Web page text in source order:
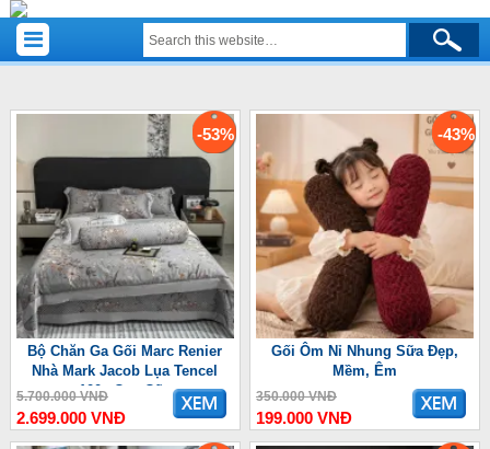
-53%
Bộ Chăn Ga Gối Marc Renier
Nhà Mark Jacob Lụa Tencel
100s Cao Cấp
5.700.000 VNĐ
2.699.000 VNĐ
-43%
Gối Ôm Nỉ Nhung Sữa Đẹp,
Mềm, Êm
350.000 VNĐ
199.000 VNĐ